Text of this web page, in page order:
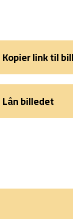
Kopier link til
Lån billedet